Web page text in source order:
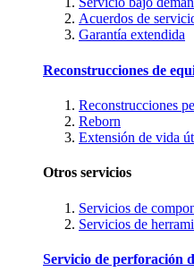
Acuerdos de
Garantía extendida
Reconstrucciones de
Reconstrucciones
Reborn
Extensión de vida
Otros servicios
Servicios de
Servicios de
Servicio de perforación